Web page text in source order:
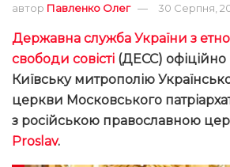
автор Павленко Олег 30 Серпня,
Державна служба України з
свободи совісті (ДЕСС) офіційно
Київську митрополію
церкви Московського
з російською православною
Proslav.